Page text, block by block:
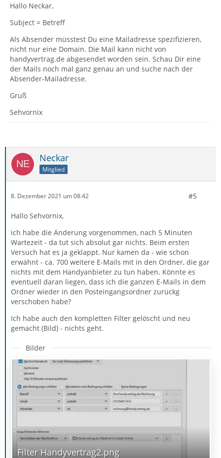
Hallo Neckar,
Subject = Betreff
Als Absender müsstest Du eine Mailadresse spezifizieren,
nicht nur eine Domain. Die Mail kann nicht von
handyvertrag.de abgesendet worden sein. Schau Dir eine
der Mails noch mal ganz genau an und suche nach der
Absender-Mailadresse.
Gruß
Sehvornix
Neckar
Mitglied
8. Dezember 2021 um 08:42 #5
Hallo Sehvornix,
ich habe die Änderung vorgenommen, nach 5 Minuten
Wartezeit - da tut sich absolut gar nichts. Beim ersten
Versuch hat es ja geklappt. Nur kamen da - wie schon
erwähnt - ca. 700 weitere E-Mails mit in den Ordner, die gar
nichts mit dem Handyanbieter zu tun haben. Könnte es
eventuell daran liegen, dass ich die ganzen E-Mails in dem
Ordner wieder in den Posteingangsordner zurückg
verschoben habe?
Ich habe auch den kompletten Filter gelöscht und neu
gemacht (Bild) - nichts geht.
Bilder
Filter Handyvertrag2.png